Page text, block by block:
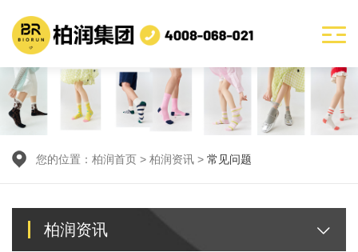
您的位置： 柏润首页 > 柏润资讯 > 常见问题
柏润资讯